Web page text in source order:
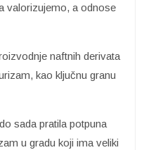
valorizujemo, a odnose
naftnih derivata
kao ključnu granu
sada pratila potpuna
u gradu koji ima veliki